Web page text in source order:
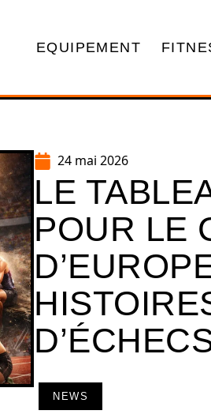
EQUIPEMENT
24 mai 2026
LE
POUR LE
NEWS